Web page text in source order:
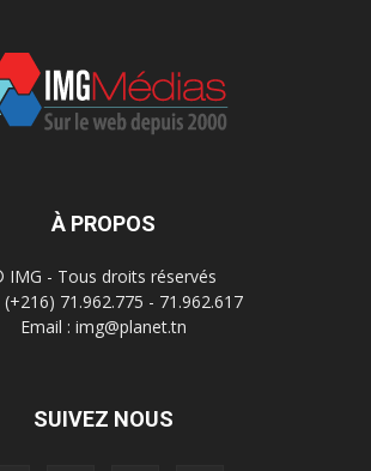
À PROPOS
IMG - Tous droits réservés
(+216) 71.962.775 - 71.962.617
Email : img@planet.tn
SUIVEZ NOUS